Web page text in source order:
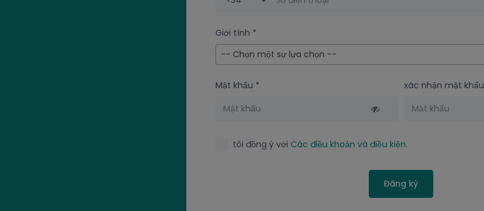
Giới tính *
-- Chọn một sự lựa chọn --
Mật khẩu * xác nhận mật khẩu
tôi đồng ý với Các điều khoản và điều kiện.
Đăng ký